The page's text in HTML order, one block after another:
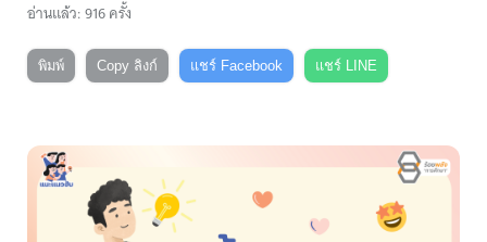
อ่านแล้ว: 916 ครั้ง
พิมพ์ Copy ลิงก์ แชร์ Facebook แชร์ LINE